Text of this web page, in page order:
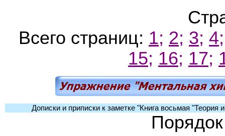
Всего страниц: 1; 2; 3; 4;
15; 16; 17;
Дописки и приписки к заметке "Книга восьмая "Теория